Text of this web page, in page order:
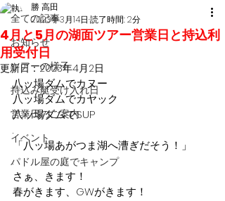
全ての記事
お知らせ
ツアーの様子
持込み艇受け入れ日
営業日のご案内
イベント
パドル屋の庭でキャンプ
4月と5月の湖面ツアー営業日と持込利
用受付日
勝 高田
2023年3月14日 読了時間: 2分
更新日：2023年4月2日
八ッ場ダムでカヌー
八ッ場ダムでカヤック
八ッ場ダムでSUP
.
「八ッ場あがつま湖へ漕ぎだそう！」
.
さぁ、きます！
春がきます、GWがきます！